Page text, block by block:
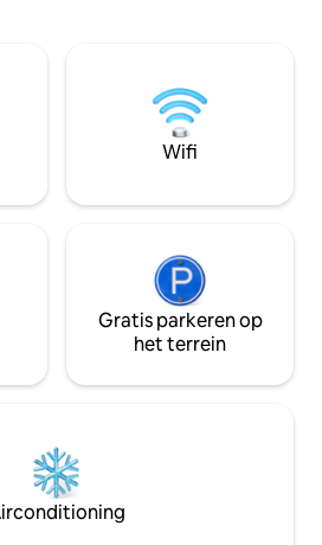
de
en
kunt zien
en uitzicht op
Complex (Lazy River) WELKOM
FANTASTISCHE
Wifi
Gratis parkeren op
het terrein